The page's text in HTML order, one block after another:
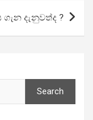
දැනුවත්ද ?
Search